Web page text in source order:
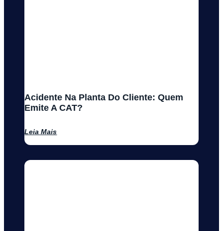
Acidente Na Planta Do Cliente: Quem
Emite A CAT?
Leia Mais